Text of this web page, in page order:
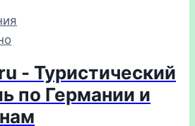
- Туристический
по Германии и